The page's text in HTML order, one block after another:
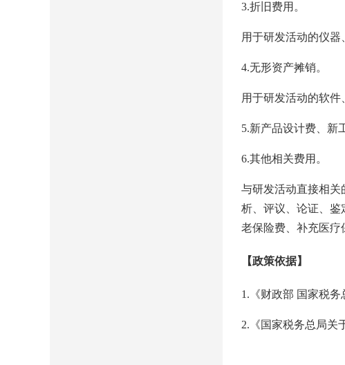
3.折旧费用。
用于研发活动的仪器
4.无形资产摊销。
用于研发活动的软件
5.新产品设计费、新
6.其他相关费用。
与研发活动直接相关
析、评议、论证、鉴
老保险费、补充医疗
【政策依据】
1.《财政部 国家税务
2.《国家税务总局关